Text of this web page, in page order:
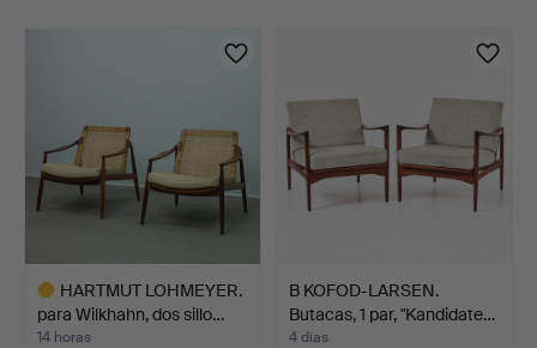
HARTMUT LOHMEYER.
para Wilkhahn, dos sillo…
14 horas
B KOFOD-LARSEN.
Butacas, 1 par, "Kandidate…
4 días